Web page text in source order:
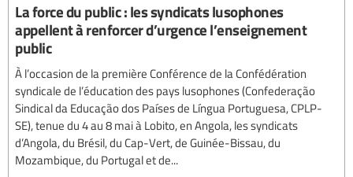
La force du public : les syndicats lusophones
appellent à renforcer d’urgence l’enseignement
public
À l’occasion de la première Conférence de la Confédération
syndicale de l’éducation des pays lusophones (Confederação
Sindical da Educação dos Países de Língua Portuguesa, CPLP-
SE), tenue du 4 au 8 mai à Lobito, en Angola, les syndicats
d’Angola, du Brésil, du Cap-Vert, de Guinée-Bissau, du
Mozambique, du Portugal et de...